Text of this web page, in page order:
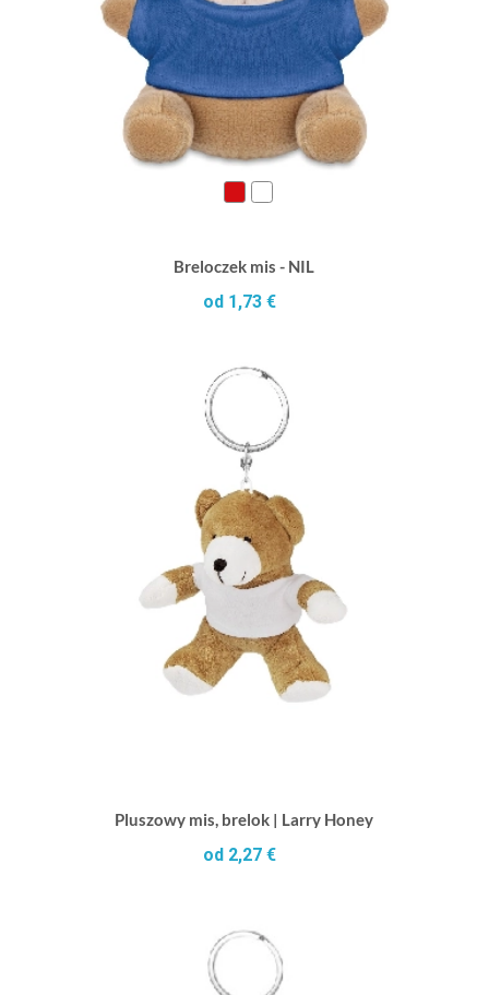
Breloczek mis - NIL
od 1,73 €
Pluszowy mis, brelok | Larry Honey
od 2,27 €